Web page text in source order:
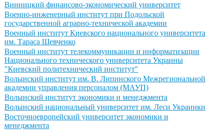
Винницкий финансово-экономический университет
Военно-инженерный институт при Подольской
государственной аграрно-технической академии
Военный институт Киевского национального университета
им. Тараса Шевченко
Военный институт телекоммуникации и информатизации
Национального технического университета Украины
"Киевский политехнический институт"
Волынский институт им. В. Липинского Межрегиональной
академии управления персоналом (МАУП)
Волынский институт экономики и менеджмента
Волынский национальный университет им. Леси Украинки
Восточноевропейский университет экономики и
менеджмента